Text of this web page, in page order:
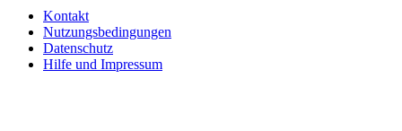
Kontakt
Nutzungsbedingungen
Datenschutz
Hilfe und Impressum